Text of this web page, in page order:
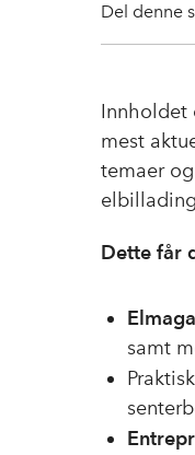
Del denne
Innholdet
mest
temaer
Dette får
samt